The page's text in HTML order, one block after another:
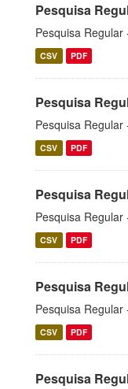
Pesquisa
Pesquisa
CSV PDF
Pesquisa
Pesquisa
CSV PDF
Pesquisa
Pesquisa
CSV PDF
Pesquisa
Pesquisa
CSV PDF
Pesquisa